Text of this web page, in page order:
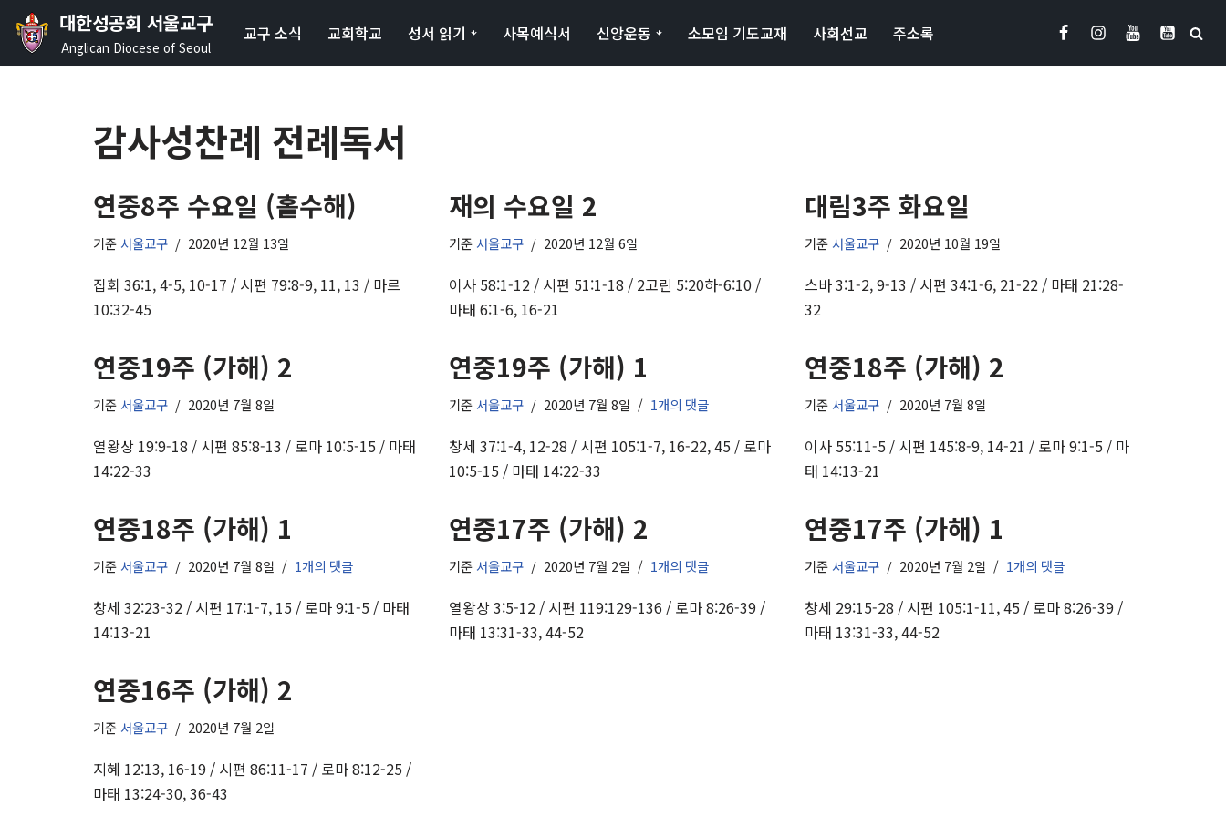
콘
대한성공회 서울교구
Anglican Diocese of Seoul
교구 소식 교회학교 성서 읽기 사목예식서 신앙운동 소모임 기도교재 사회선교 주소록
감사성찬례 전례독서
연중8주 수요일 (홀수해)
기준 서울교구 2020년 12월 13일
집회 36:1, 4-5, 10-17 / 시편 79:8-9, 11, 13 / 마르
10:32-45
재의 수요일 2
기준 서울교구 2020년 12월 6일
이사 58:1-12 / 시편 51:1-18 / 2고린 5:20하-6:10 /
마태 6:1-6, 16-21
대림3주 화요일
기준 서울교구 2020년 10월 19일
스바 3:1-2, 9-13 / 시편 34:1-6, 21-22 / 마태 21:28-
32
연중19주 (가해) 2
기준 서울교구 2020년 7월 8일
열왕상 19:9-18 / 시편 85:8-13 / 로마 10:5-15 / 마태
14:22-33
연중19주 (가해) 1
기준 서울교구 2020년 7월 8일 1개의 댓글
창세 37:1-4, 12-28 / 시편 105:1-7, 16-22, 45 / 로마
10:5-15 / 마태 14:22-33
연중18주 (가해) 2
기준 서울교구 2020년 7월 8일
이사 55:11-5 / 시편 145:8-9, 14-21 / 로마 9:1-5 / 마
태 14:13-21
연중18주 (가해) 1
기준 서울교구 2020년 7월 8일 1개의 댓글
창세 32:23-32 / 시편 17:1-7, 15 / 로마 9:1-5 / 마태
14:13-21
연중17주 (가해) 2
기준 서울교구 2020년 7월 2일 1개의 댓글
열왕상 3:5-12 / 시편 119:129-136 / 로마 8:26-39 /
마태 13:31-33, 44-52
연중17주 (가해) 1
기준 서울교구 2020년 7월 2일 1개의 댓글
창세 29:15-28 / 시편 105:1-11, 45 / 로마 8:26-39 /
마태 13:31-33, 44-52
연중16주 (가해) 2
기준 서울교구 2020년 7월 2일
지혜 12:13, 16-19 / 시편 86:11-17 / 로마 8:12-25 /
마태 13:24-30, 36-43